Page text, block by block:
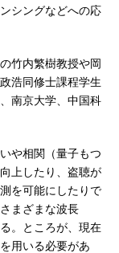
シングなどへの応
竹内繁樹教授や岡
浩同修士課程学生
南京大学、中国科
や相関（量子もつ
上したり、盗聴が
を可能にしたりで
まざまな波長
。ところが、現在
用いる必要があ